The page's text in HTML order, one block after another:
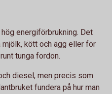
energiförbrukning. Det
kött och ägg eller för
tunga fordon.
diesel, men precis som
fundera på hur man